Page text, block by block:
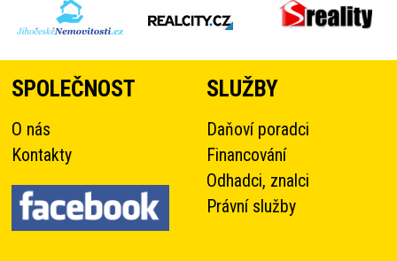
SPOLEČNOST
O nás
Kontakty
SLUŽBY
Daňoví poradci
Financování
Odhadci, znalci
Právní služby